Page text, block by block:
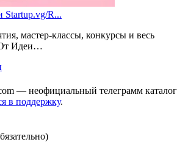
Startup.vg/R...
мастер-классы, конкурсы и весь
Идеи…
— неофициальный телеграмм каталог
в поддержку.